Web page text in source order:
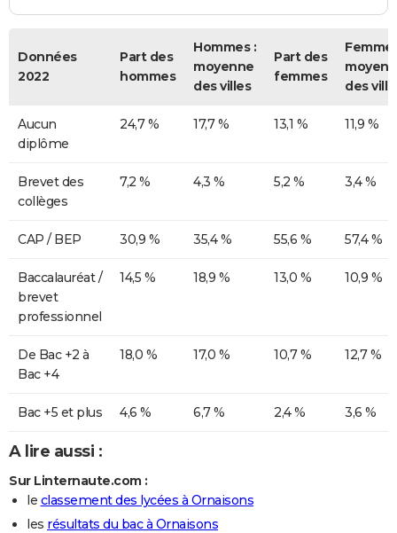
Données
2022
Part des
hommes
Hommes :
moyenne
des villes
Part des
femmes
des
Aucun
diplôme
24,7 % 17,7 % 13,1 % 11,9 %
Brevet des
collèges
7,2 % 4,3 % 5,2 % 3,4 %
CAP / BEP 30,9 % 35,4 % 55,6 % 57,4 %
Baccalauréat /
brevet
professionnel
14,5 % 18,9 % 13,0 % 10,9 %
De Bac +2 à
Bac +4
18,0 % 17,0 % 10,7 % 12,7 %
Bac +5 et plus 4,6 % 6,7 % 2,4 % 3,6 %
A lire aussi :
Sur Linternaute.com :
le classement des lycées à Ornaisons
les résultats du bac à Ornaisons